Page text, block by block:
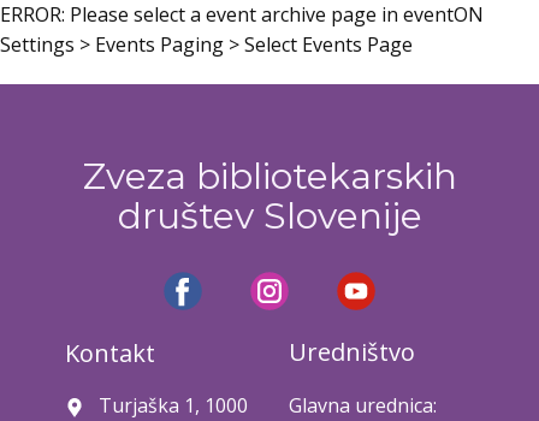
ERROR: Please select a event archive page in eventON
Settings > Events Paging > Select Events Page
Zveza bibliotekarskih
društev Slovenije
Kontakt
Turjaška 1, 1000
Uredništvo
Glavna urednica: